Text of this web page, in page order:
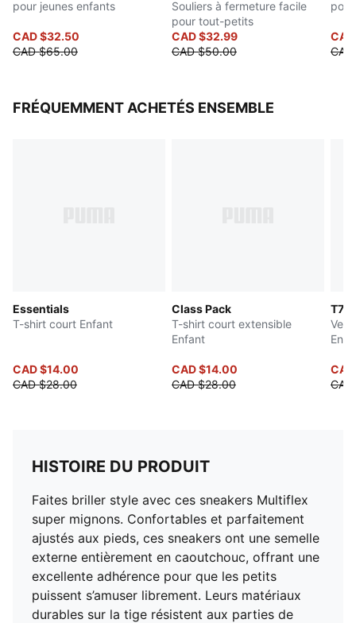
pour jeunes enfants
CAD $32.50
CAD $65.00
Souliers à fermeture facile
pour tout-petits
CAD $32.99
CAD $50.00
FRÉQUEMMENT ACHETÉS ENSEMBLE
Essentials
T-shirt court Enfant
CAD $14.00
CAD $28.00
Class Pack
T-shirt court extensible
Enfant
CAD $14.00
CAD $28.00
T7
HISTOIRE DU PRODUIT
Faites briller style avec ces sneakers Multiflex
super mignons. Confortables et parfaitement
ajustés aux pieds, ces sneakers ont une semelle
externe entièrement en caoutchouc, offrant une
excellente adhérence pour que les petits
puissent s’amuser librement. Leurs matériaux
durables sur la tige résistent aux parties de